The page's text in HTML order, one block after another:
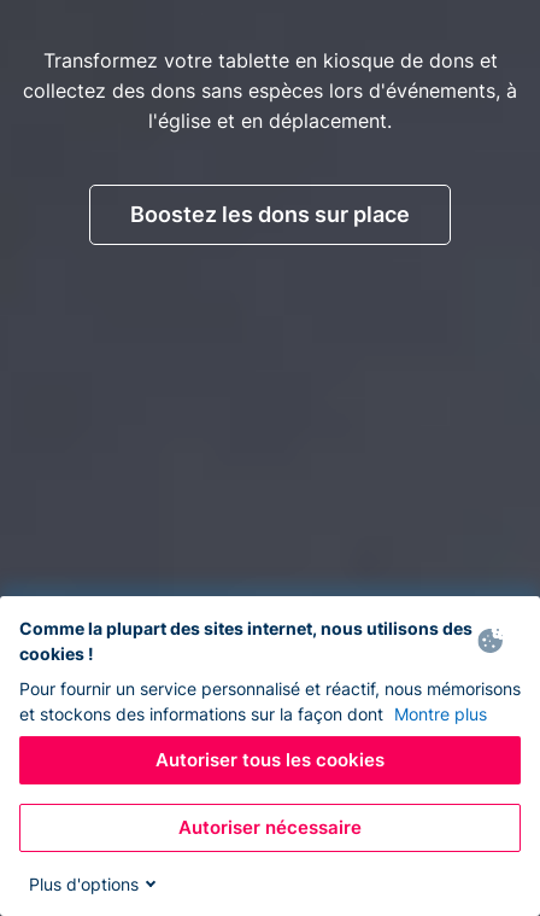
Transformez votre tablette en kiosque de dons et
collectez des dons sans espèces lors d'événements, à
l'église et en déplacement.
Boostez les dons sur place
Comme la plupart des sites internet, nous utilisons des
cookies !
Pour fournir un service personnalisé et réactif, nous mémorisons
et stockons des informations sur la façon dont Montre plus
Autoriser tous les cookies
Autoriser nécessaire
Plus d'options